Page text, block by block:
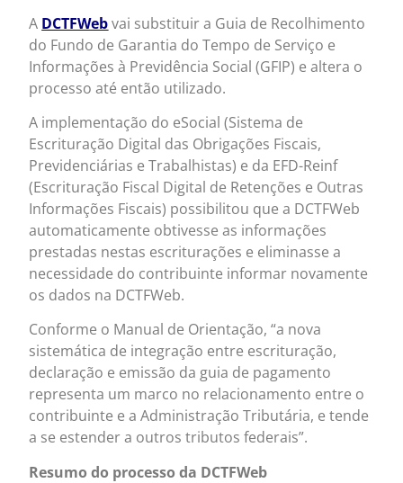
A DCTFWebvai substituir a Guia de Recolhimento
do Fundo de Garantia do Tempo de Serviço e
Informações à Previdência Social (GFIP) e altera o
processo até então utilizado.
A implementação do eSocial (Sistema de
Escrituração Digital das Obrigações Fiscais,
Previdenciárias e Trabalhistas) e da EFD-Reinf
(Escrituração Fiscal Digital de Retenções e Outras
Informações Fiscais) possibilitou que a DCTFWeb
automaticamente obtivesse as informações
prestadas nestas escriturações e eliminasse a
necessidade do contribuinte informar novamente
os dados na DCTFWeb.
Conforme o Manual de Orientação, “a nova
sistemática de integração entre escrituração,
declaração e emissão da guia de pagamento
representa um marco no relacionamento entre o
contribuinte e a Administração Tributária, e tende
a se estender a outros tributos federais”.
Resumo do processo da DCTFWeb